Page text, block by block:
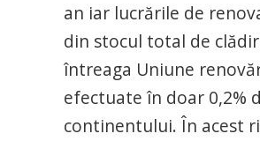
an iar lucrările de
din stocul total de
întreaga Uniune
efectuate în doar 0,2%
continentului. În acest